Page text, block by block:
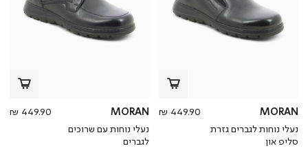
MORAN
נעלי נוחות לגברים גזרת
סליפ און
מחיר
449.90 ₪
MORAN
נעלי נוחות עם שרוכים
לגברים
449.90 ₪